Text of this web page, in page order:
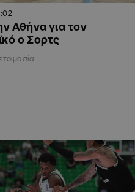
Αθήνα για τον
ο Σορτς